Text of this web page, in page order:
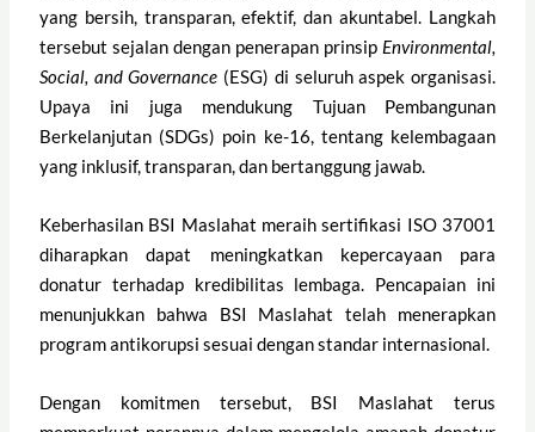
yang bersih, transparan, efektif, dan akuntabel. Langkah
tersebut sejalan dengan penerapan prinsip Environmental,
Social, and Governance (ESG) di seluruh aspek organisasi.
Upaya ini juga mendukung Tujuan Pembangunan
Berkelanjutan (SDGs) poin ke-16, tentang kelembagaan
yang inklusif, transparan, dan bertanggung jawab.
Keberhasilan BSI Maslahat meraih sertifikasi ISO 37001
diharapkan dapat meningkatkan kepercayaan para
donatur terhadap kredibilitas lembaga. Pencapaian ini
menunjukkan bahwa BSI Maslahat telah menerapkan
program antikorupsi sesuai dengan standar internasional.
Dengan komitmen tersebut, BSI Maslahat terus